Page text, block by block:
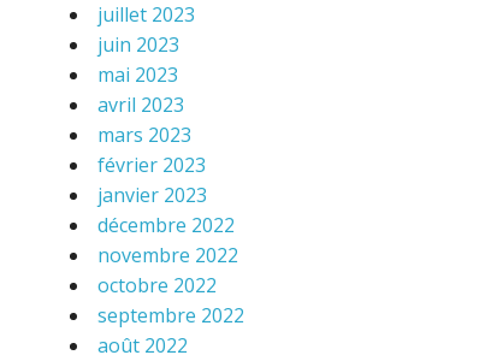
juillet 2023
juin 2023
mai 2023
avril 2023
mars 2023
février 2023
janvier 2023
décembre 2022
novembre 2022
octobre 2022
septembre 2022
août 2022